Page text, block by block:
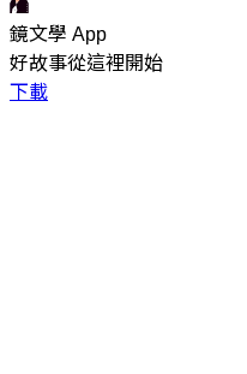
鏡文學 App
好故事從這裡開始
下載